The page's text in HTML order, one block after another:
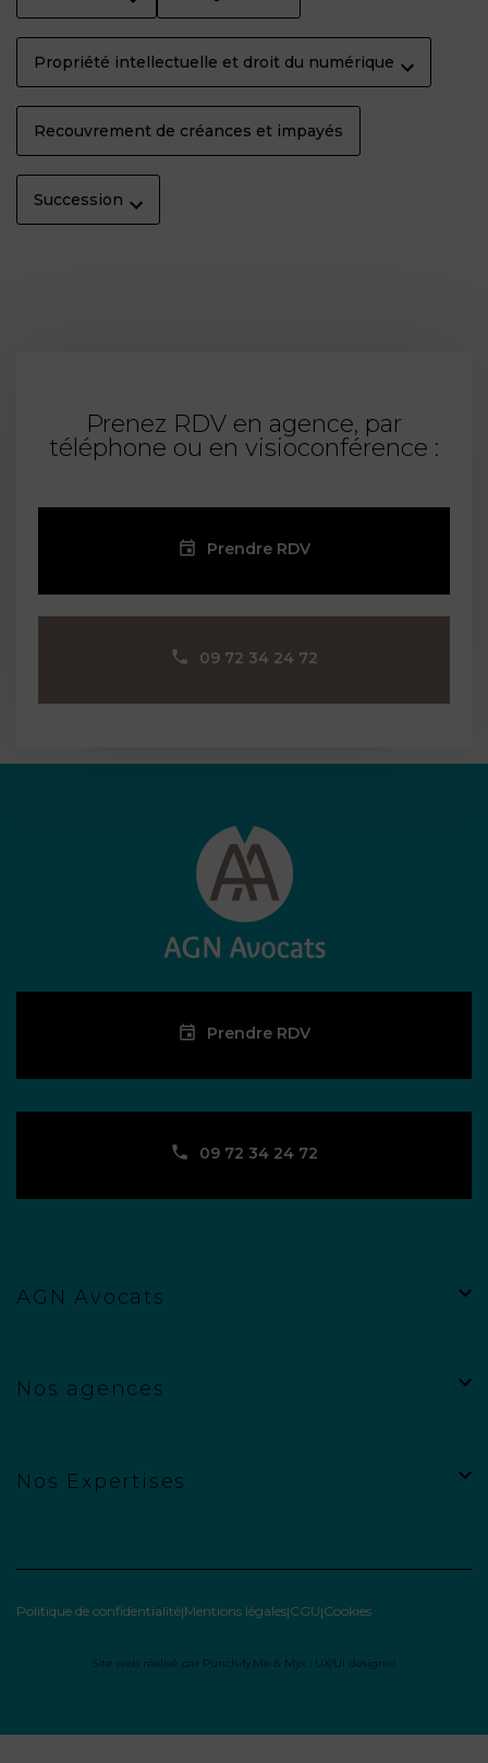
Propriété intellectuelle et droit du numérique
Recouvrement de créances et impayés
Succession
Prenez RDV en agence, par
téléphone ou en visioconférence :
Prendre RDV
09 72 34 24 72
Prendre RDV
09 72 34 24 72
AGN Avocats
Nos agences
Nos Expertises
Politique de confidentialité Mentions légales CGU Cookies
Site web réalisé par Punchify.Me & Myx : UX/UI designer